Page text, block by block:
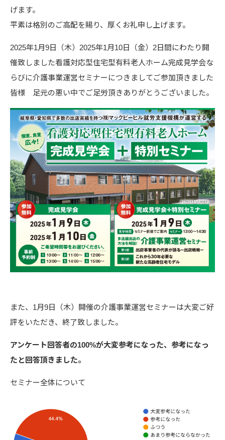
げます。
平素は格別のご高配を賜り、厚くお礼申し上げます。
2025年1月9日（木）2025年1月10日（金）2日間にわたり開
催致しました看護対応型住宅型有料老人ホーム完成見学会な
らびに介護事業運営セミナーにつきましてご参加頂きました
皆様 足元の悪い中でご足労頂きありがとうございました。
また、1月9日（木）開催の介護事業運営セミナーは大変ご好
評をいただき、終了致しました。
アンケート回答者の100%が大変参考になった、参考になっ
たと回答頂きました。
セミナー全体について